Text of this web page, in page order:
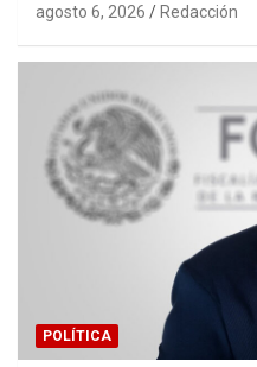
agosto 6, 2026 Redacción
POLÍTICA